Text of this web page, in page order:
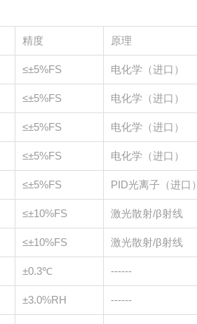
精度 原理
≤±5%FS 电化学（进口）
≤±5%FS 电化学（进口）
≤±5%FS 电化学（进口）
≤±5%FS 电化学（进口）
≤±5%FS PID光离子（进口）
≤±10%FS 激光散射/β射线
≤±10%FS 激光散射/β射线
±0.3℃ ------
±3.0%RH ------